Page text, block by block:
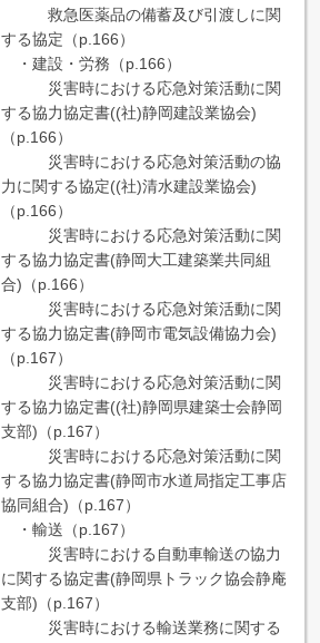
救急医薬品の備蓄及び引渡しに関
する協定（p.166）
・建設・労務（p.166）
災害時における応急対策活動に関
する協力協定書((社)静岡建設業協会)
（p.166）
災害時における応急対策活動の協
力に関する協定((社)清水建設業協会)
（p.166）
災害時における応急対策活動に関
する協力協定書(静岡大工建築業共同組
合)（p.166）
災害時における応急対策活動に関
する協力協定書(静岡市電気設備協力会)
（p.167）
災害時における応急対策活動に関
する協力協定書((社)静岡県建築士会静岡
支部)（p.167）
災害時における応急対策活動に関
する協力協定書(静岡市水道局指定工事店
協同組合)（p.167）
・輸送（p.167）
災害時における自動車輸送の協力
に関する協定書(静岡県トラック協会静庵
支部)（p.167）
災害時における輸送業務に関する